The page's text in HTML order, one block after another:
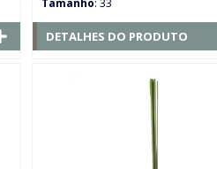
DETALHES DO PRODUTO